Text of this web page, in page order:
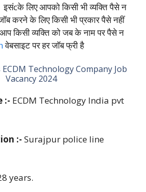
लिए आपको किसी भी व्यक्ति पैसे न
करने के लिए किसी भी प्रकार पैसे नहीं
किसी व्यक्ति को जब के नाम पर पैसे न
वेबसाइट पर हर जॉब फ्री है
Technology Company Job
Vacancy 2024
:- ECDM Technology India pvt
:- Surajpur police line
years.